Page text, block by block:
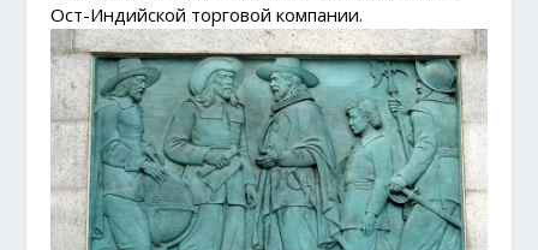
Ост-Индийской торговой компании.